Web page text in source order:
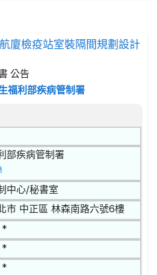
疫站室裝隔間規劃設計暨監造」
務 | 招標方式：公開取得報價單
廈檢疫站室裝隔間規劃設計
公告
福利部疾病管制署
部疾病管制署
中心/秘書室
市 中正區 林森南路六號6樓